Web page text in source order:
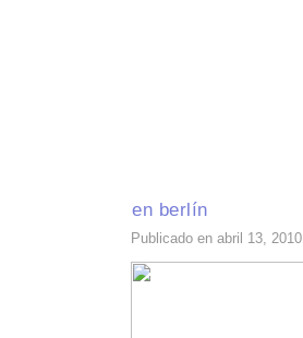
en berlín
Publicado en abril 13, 2010